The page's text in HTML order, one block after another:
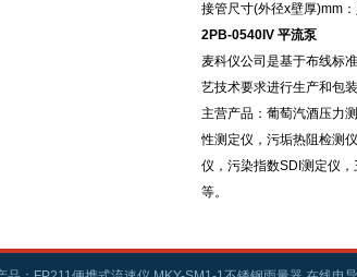
接管尺寸(外径x壁厚)mm
2PB-0540IV 平流泵
麦科仪公司是基于布线标
艺技术要求进行生产和包装
主营产品：葡萄汽酒压力
性测定仪，污垢热阻检测
仪，污染指数SDI测定仪
等。